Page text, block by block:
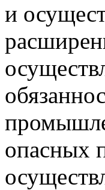
и
опасных